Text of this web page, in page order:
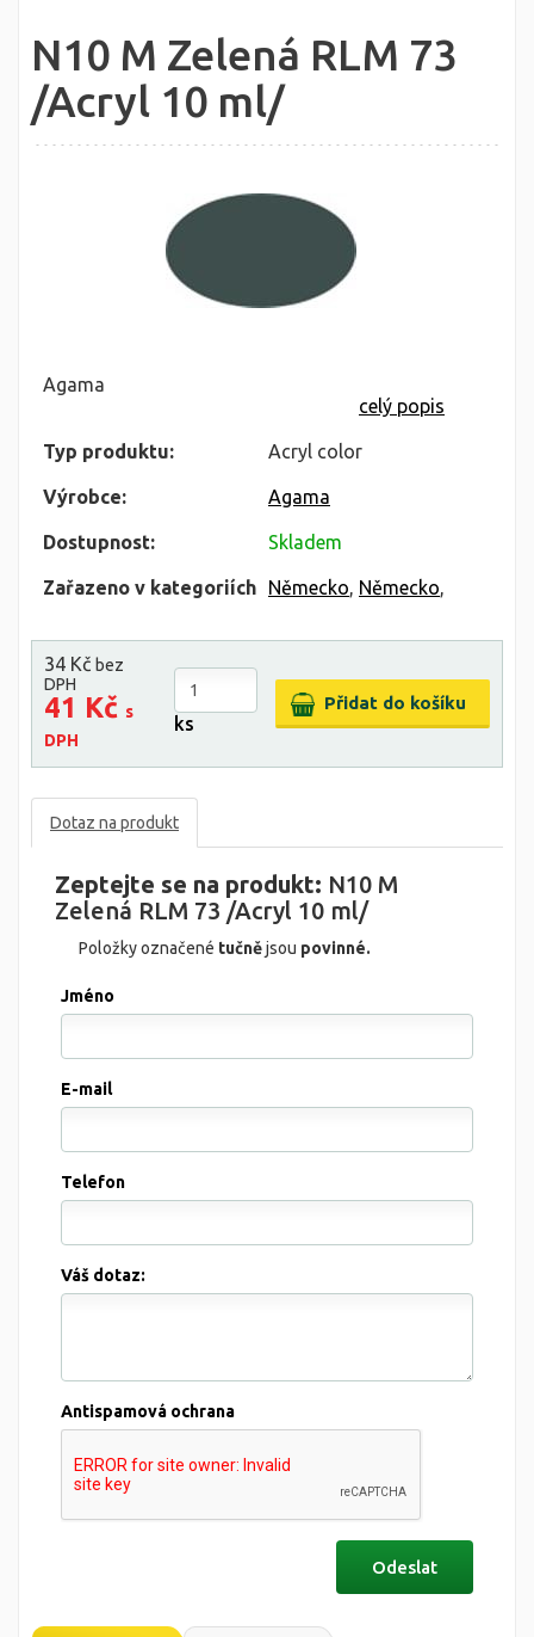
N10 M Zelená RLM 73
/Acryl 10 ml/
Agama
celý popis
Typ produktu: Acryl color
Výrobce: Agama
Dostupnost: Skladem
Zařazeno v kategoriích Německo, Německo,
34 Kč bez
DPH
41 Kč s
DPH
ks
Dotaz na produkt
Zeptejte se na produkt: N10 M
Zelená RLM 73 /Acryl 10 ml/
Položky označené tučnějsou povinné.
Jméno
E-mail
Telefon
Váš dotaz:
Antispamová ochrana